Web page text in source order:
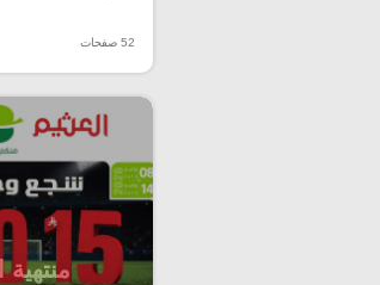
52 صفحات
منتهية